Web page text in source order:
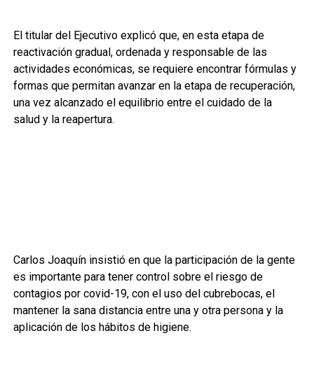
El titular del Ejecutivo explicó que, en esta etapa de
reactivación gradual, ordenada y responsable de las
actividades económicas, se requiere encontrar fórmulas y
formas que permitan avanzar en la etapa de recuperación,
una vez alcanzado el equilibrio entre el cuidado de la
salud y la reapertura.
Carlos Joaquín insistió en que la participación de la gente
es importante para tener control sobre el riesgo de
contagios por covid-19, con el uso del cubrebocas, el
mantener la sana distancia entre una y otra persona y la
aplicación de los hábitos de higiene.